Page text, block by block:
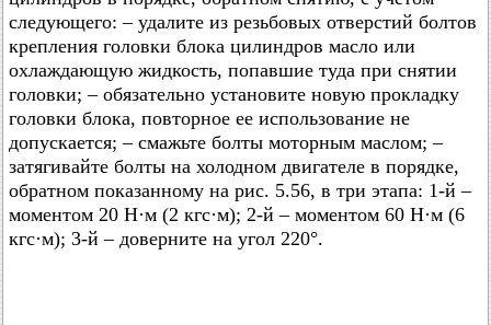
следующего: – удалите из резьбовых отверстий болтов
крепления головки блока цилиндров масло или
охлаждающую жидкость, попавшие туда при снятии
головки; – обязательно установите новую прокладку
головки блока, повторное ее использование не
допускается; – смажьте болты моторным маслом; –
затягивайте болты на холодном двигателе в порядке,
обратном показанному на рис. 5.56, в три этапа: 1-й –
моментом 20 Н·м (2 кгс·м); 2-й – моментом 60 Н·м (6
кгс·м); 3-й – доверните на угол 220°.